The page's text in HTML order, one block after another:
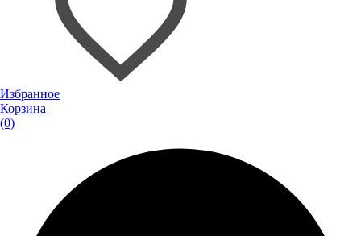
Избранное
Корзина
(0)